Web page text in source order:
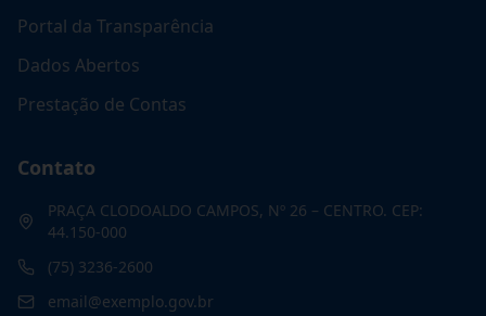
Portal da Transparência
Dados Abertos
Prestação de Contas
Contato
PRAÇA CLODOALDO CAMPOS, Nº 26 – CENTRO. CEP:
44.150-000
(75) 3236-2600
email@exemplo.gov.br